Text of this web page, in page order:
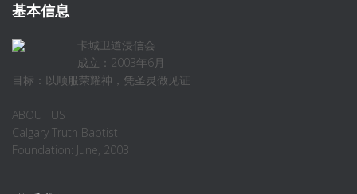
基本信息
卡城卫道浸信会
成立：2003年6月
目标：以顺服荣耀神，凭圣灵做见证
ABOUT US
Calgary Truth Baptist
Foundation: June, 2003